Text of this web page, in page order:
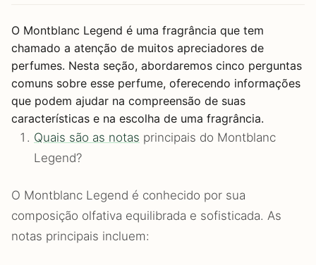
O Montblanc Legend é uma fragrância que tem
chamado a atenção de muitos apreciadores de
perfumes. Nesta seção, abordaremos cinco perguntas
comuns sobre esse perfume, oferecendo informações
que podem ajudar na compreensão de suas
características e na escolha de uma fragrância.
Quais são as notas principais do Montblanc
Legend?
O Montblanc Legend é conhecido por sua
composição olfativa equilibrada e sofisticada. As
notas principais incluem: